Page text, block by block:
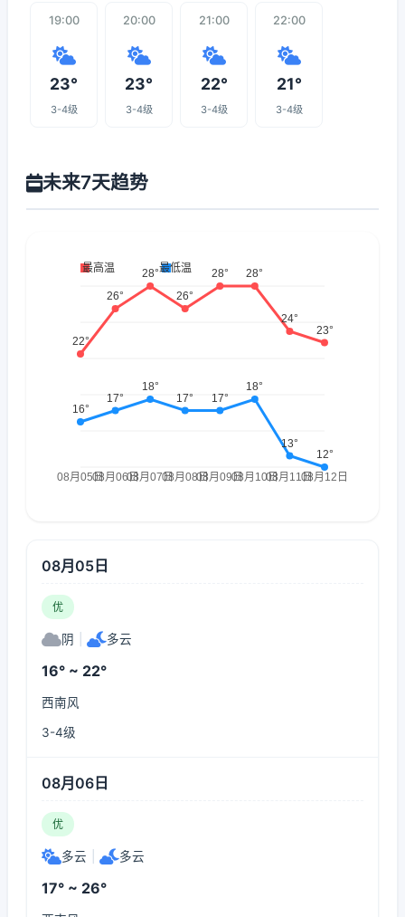
19:00
23°
3-4级
20:00
23°
3-4级
21:00
22°
3-4级
22:00
21°
3-4级
未来7天趋势
08月05日
优
阴 多云
16° ~ 22°
西南风
3-4级
08月06日
优
多云 多云
17° ~ 26°